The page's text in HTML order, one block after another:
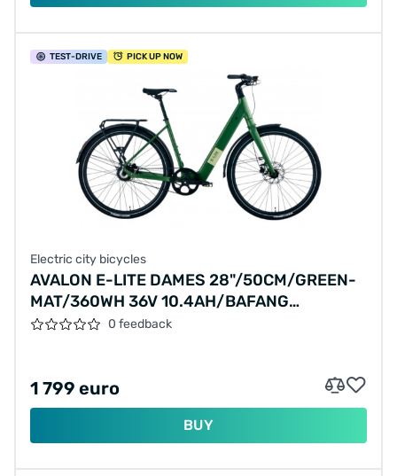
TEST-DRIVE PICK UP NOW
Electric city bicycles
AVALON E-LITE DAMES 28"/50CM/GREEN-
MAT/360WH 36V 10.4AH/BAFANG
SINGLESPEED0 feedback
1 799 euro
BUY